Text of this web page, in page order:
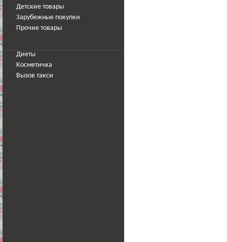
Детские товары
Зарубежные покупки
Прочие товары
Диеты
Косметичка
Вызов такси